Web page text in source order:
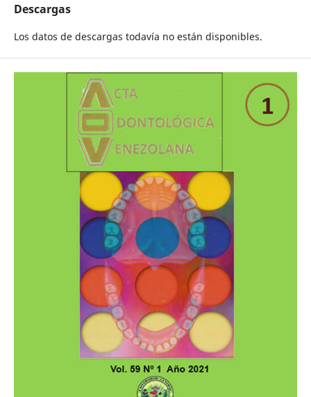
Descargas
Los datos de descargas todavía no están disponibles.